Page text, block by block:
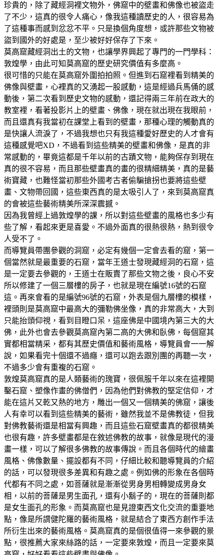
珍貴的，除了藏經洞裡文物外，佛窟中的壁畫和佛像也被盜走
了不少，這真的很令人痛心，像我這種讀歷史的人，很容易為
了這種事而感到忿忿不平。只是換個角度想，或許那些文物被
盜到國外的好處是，至少被好好保存了下來。
莫高窟藏經洞出土的文物，也讓學界興起了專門的一門學科：
敦煌學，由此可知莫高窟的歷史研究價值有多麼高。
很可惜的只能在莫高窟外圍拍拍照。但進到石窟裡看到精美的
佛像與壁畫，心裡真的又湧起一股感動，這是經過兵馬俑的感
動後，第二次看到歷史文物的感動，還記得兩三年前在政大的
教室裡，看著投影片上的壁畫、佛像，現在就出現在我眼前，
而且還真有我當初在課堂上看到的壁畫，那種心理的觸動真的
是快讓人流淚了，不過我想也只有我這種愛好歷史的人才會有
這種感覺吧XD，不過看到這些精美的壁畫和佛像，是真的非
常感動的，畢竟這都是千年以前的古蹟文物，能夠保存到現在
真的很不容易，而且那些壁畫真的畫的很精細精美，真的是藝
術寶藏，也難怪當初那些外國考古者偷騙搶拐也要將這些壁
畫、文物帶回國，這些東西真的是太吸引人了，來到莫高窟真
的會被這些藝術精美所深深震撼。
因為我曾經上過敦煌學的課，所以對這些壁畫的風格也多少有
些了解，看起來更是喜愛。不過外面真的很熱很熱，熱到很令
人受不了。
而導覽員帶團參觀的洞窟，必定有幾個一定會去看的窟，第一
個當然就是最重要的石窟，當年王道士發現藏經洞的石窟，這
是一定要去參觀的，王道士在販賣了那些文物之後，良心不安
所以修建了一個三層樓的房子，也就是現在編號16號的石窟
這。再來會看的是編號96號的石窟，外表是個九層樓的模樣，
裡頭則是莫高窟中最高大的彌勒佛坐像，真的非常高大，大到
只能抬頭仰視，看到目瞪口呆，這座佛是中國境內第三大的大
佛，此外也會去參觀莫高窟內第二高的大佛和臥佛，每個窟其
實都相當精采，都有其歷史價值和藝術風格，導覽員會一一解
說，如果看完十個還不過癮，還可以跑去跟別團的再聽一次，
不過多少會有重複的石窟。
敦煌莫高窟真的是人類藝術的瑰寶，很佩服千年以來在這裡開
鑿石窟、塑像作畫的佛僧們，因為他們對佛教的堅定信仰，才
能在這片又乾又熱的地方，雕出一個又一個精美的佛窟，讓後
人有幸可以看到這些精美的藝術，雖然我並不是佛教徒，但我
對佛教藝術還是相當有興趣，而且這些石窟壁畫真的都很精美
也很有趣，許多壁畫都是在敘述佛教的故事，就像是現代的漫
畫一樣，可以了解很多佛教的故事傳說。而且各個時代的繪畫
風格、佛像數量、擺設都有不同，仔細比較和聽導覽員的介紹
的話，可以發現很多差異和有趣之處。例如佛的形象在各個時
代都有不同之處，如菩薩就是漸漸從男身男相轉變成男身女
相，以前的菩薩是男生面孔，還有小鬍子的，現在的菩薩則都
是女生面孔的形象。而莫高窟也是見證東西文化交流的重要地
點，像是所謂健陀羅的藝術風格，就是結合了東西方創作手法
所衍生出來的藝術風格。莫高窟真的是個很值得一來參觀的景
點，很推薦大家來絲路的話，一定要來敦煌，而且一定要來莫